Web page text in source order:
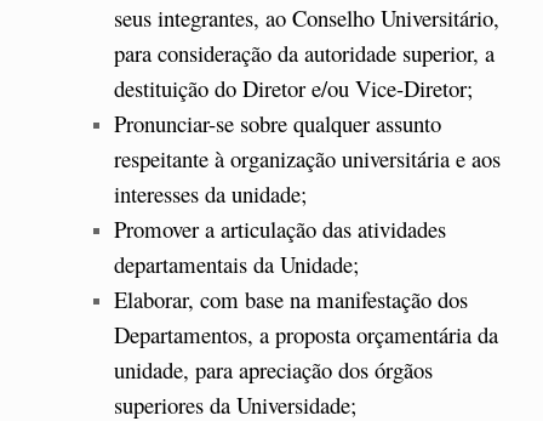
seus integrantes, ao Conselho Universitário,
para consideração da autoridade superior, a
destituição do Diretor e/ou Vice-Diretor;
Pronunciar-se sobre qualquer assunto
respeitante à organização universitária e aos
interesses da unidade;
Promover a articulação das atividades
departamentais da Unidade;
Elaborar, com base na manifestação dos
Departamentos, a proposta orçamentária da
unidade, para apreciação dos órgãos
superiores da Universidade;